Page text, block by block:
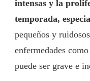
intensas y la
temporada,
pequeños y
enfermedades
puede ser grave e